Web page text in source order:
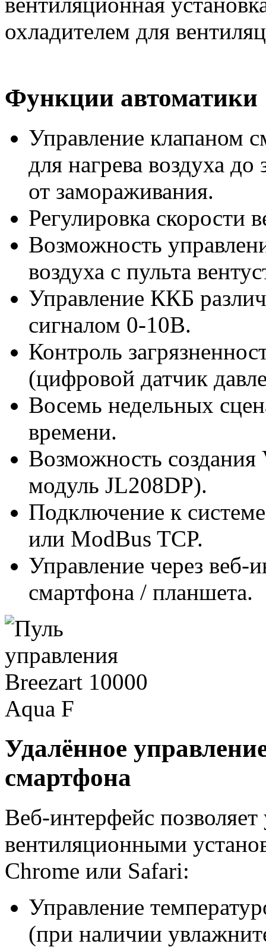
Функции автоматики
Управление клапаном
для нагрева воздуха
от замораживания.
Регулировка скорости
Возможность
воздуха с пульта
Управление ККБ
сигналом 0-10В.
Контроль
(цифровой датчик
Восемь недельных
времени.
Возможность создания
модуль JL208DP).
Подключение к
или ModBus TCP.
Управление через веб-
смартфона / планшета.
Удалённое
смартфона
Веб-интерфейс позволяет
вентиляционными
Chrome или Safari:
Управление
(при наличии